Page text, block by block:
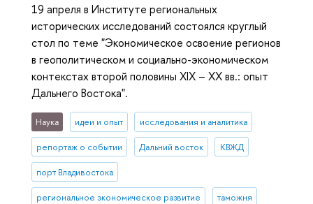
19 апреля в Институте региональных
исторических исследований состоялся круглый
стол по теме "Экономическое освоение регионов
в геополитическом и социально-экономическом
контекстах второй половины XIX – ХХ вв.: опыт
Дальнего Востока".
Наука идеи и опыт исследования и аналитика
репортаж о событии Дальний восток КВЖД
порт Владивостока
региональное экономическое развитие таможня